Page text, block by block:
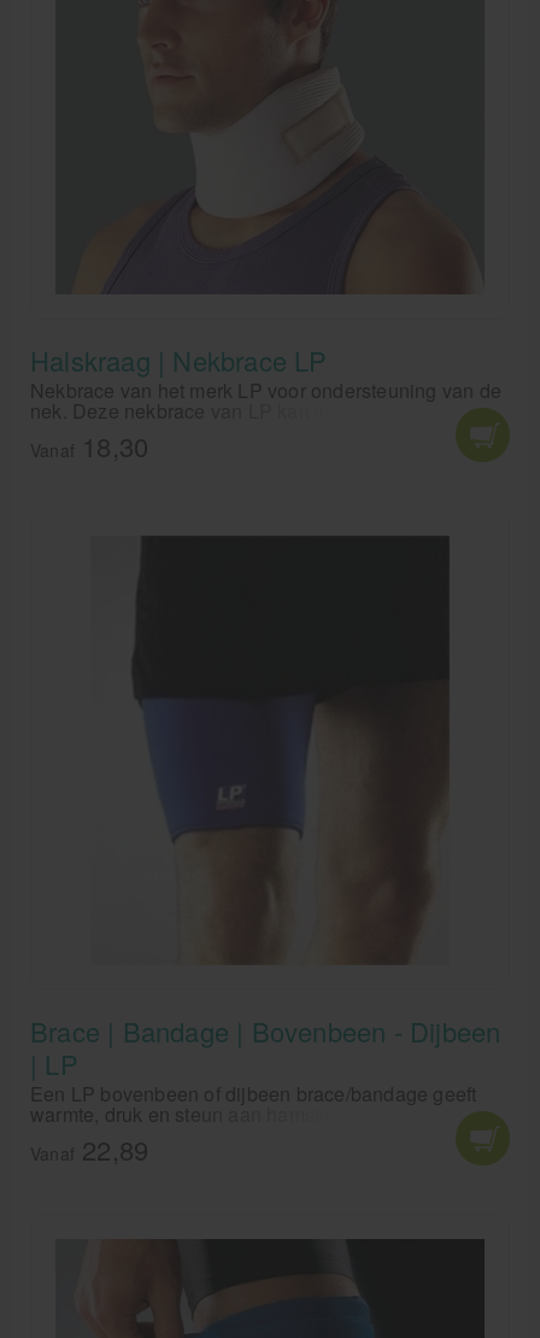
Halskraag | Nekbrace LP
Nekbrace van het merk LP voor ondersteuning van de
nek. Deze nekbrace van LP kan ingezet worden bij
Comfortabele nekkraag voor stabilisering van de nek.
Vanaf 18,30
Brace | Bandage | Bovenbeen - Dijbeen
| LP
Een LP bovenbeen of dijbeen brace/bandage geeft
warmte, druk en steun aan hamstrings en quadriceps.
Vanaf 22,89